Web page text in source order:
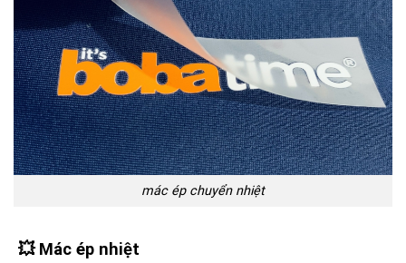
mác ép chuyển nhiệt
💥Mác ép nhiệt